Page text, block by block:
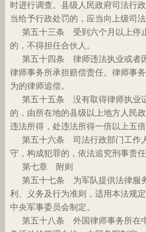
时进行调查。县级人民政府司法行
当给予行政处罚的，应当向上级司
第五十三条 受到六个月以上停
的，不得担任合伙人。
第五十四条 律师违法执业或者
律师事务所承担赔偿责任。律师事
为的律师追偿。
第五十五条 没有取得律师执业
的，由所在地的县级以上地方人民
违法所得，处违法所得一倍以上五倍
第五十六条 司法行政部门工作
守，构成犯罪的，依法追究刑事责
第七章 附则
第五十七条 为军队提供法律服
利、义务及行为准则，适用本法规
中央军事委员会制定。
第五十八条 外国律师事务所在